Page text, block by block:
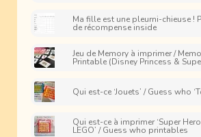
Ma fille est une pleurni-chieuse !
de récompense inside
Jeu de Memory à imprimer /
Printable (Disney Princess &
Qui est-ce ‘Jouets’ / Guess who
Qui est-ce à imprimer ‘Super
LEGO’ / Guess who printables